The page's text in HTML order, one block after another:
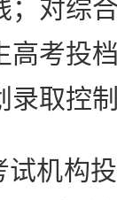
；对综
高考投
录取控
机构投